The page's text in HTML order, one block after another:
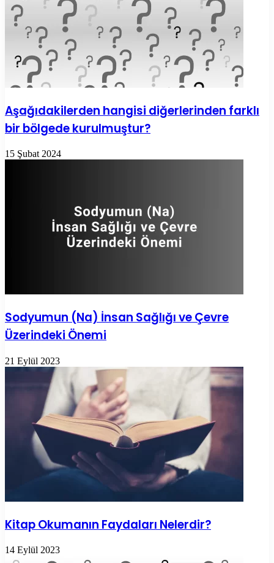
Aşağıdakilerden hangisi diğerlerinden farklı
bir bölgede kurulmuştur?
15 Şubat 2024
Sodyumun (Na) İnsan Sağlığı ve Çevre
Üzerindeki Önemi
21 Eylül 2023
Kitap Okumanın Faydaları Nelerdir?
14 Eylül 2023